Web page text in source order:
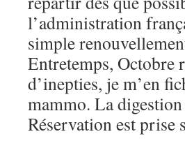
l’administration
simple
Entretemps, Octobre
d’inepties, je m’en
mammo. La
Réservation est